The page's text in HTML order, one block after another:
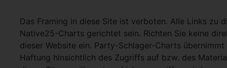
Das Framing in diese Site ist verboten. Alle Links zu
Native25-Charts gerichtet sein. Richten Sie keine
dieser Website ein. Party-Schlager-Charts
Haftung hinsichtlich des Zugriffs auf bzw. des